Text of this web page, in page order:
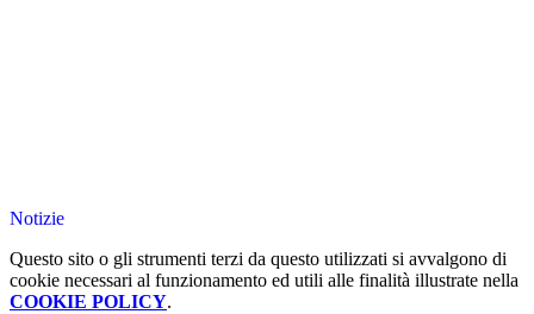
Notizie
Questo sito o gli strumenti terzi da questo utilizzati si avvalgono di
cookie necessari al funzionamento ed utili alle finalità illustrate nella
COOKIE POLICY.